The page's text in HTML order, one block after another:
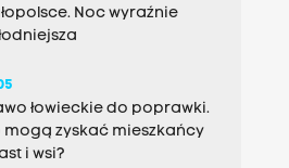
Noc wyraźnie
łowieckie do poprawki.
mogą zyskać mieszkańcy
i wsi?